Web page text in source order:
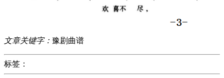
文章关键字： 豫剧曲谱
标签：